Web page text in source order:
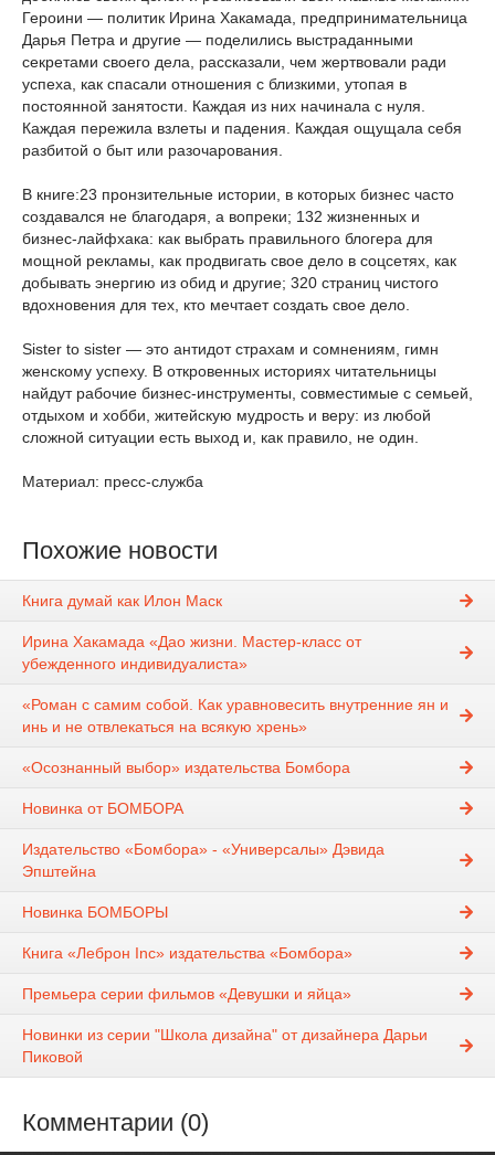
Героини — политик Ирина Хакамада, предпринимательница
Дарья Петра и другие — поделились выстраданными
секретами своего дела, рассказали, чем жертвовали ради
успеха, как спасали отношения с близкими, утопая в
постоянной занятости. Каждая из них начинала с нуля.
Каждая пережила взлеты и падения. Каждая ощущала себя
разбитой о быт или разочарования.
В книге:23 пронзительные истории, в которых бизнес часто
создавался не благодаря, а вопреки; 132 жизненных и
бизнес-лайфхака: как выбрать правильного блогера для
мощной рекламы, как продвигать свое дело в соцсетях, как
добывать энергию из обид и другие; 320 страниц чистого
вдохновения для тех, кто мечтает создать свое дело.
Sister to sister — это антидот страхам и сомнениям, гимн
женскому успеху. В откровенных историях читательницы
найдут рабочие бизнес-инструменты, совместимые с семьей,
отдыхом и хобби, житейскую мудрость и веру: из любой
сложной ситуации есть выход и, как правило, не один.
Материал: пресс-служба
Похожие новости
Книга думай как Илон Маск
Ирина Хакамада «Дао жизни. Мастер-класс от
убежденного индивидуалиста»
«Роман с самим собой. Как уравновесить внутренние ян и
инь и не отвлекаться на всякую хрень»
«Осознанный выбор» издательства Бомбора
Новинка от БОМБОРА
Издательство «Бомбора» - «Универсалы» Дэвида
Эпштейна
Новинка БОМБОРЫ
Книга «Леброн Inc» издательства «Бомбора»
Премьера серии фильмов «Девушки и яйца»
Новинки из серии "Школа дизайна" от дизайнера Дарьи
Пиковой
Комментарии (0)